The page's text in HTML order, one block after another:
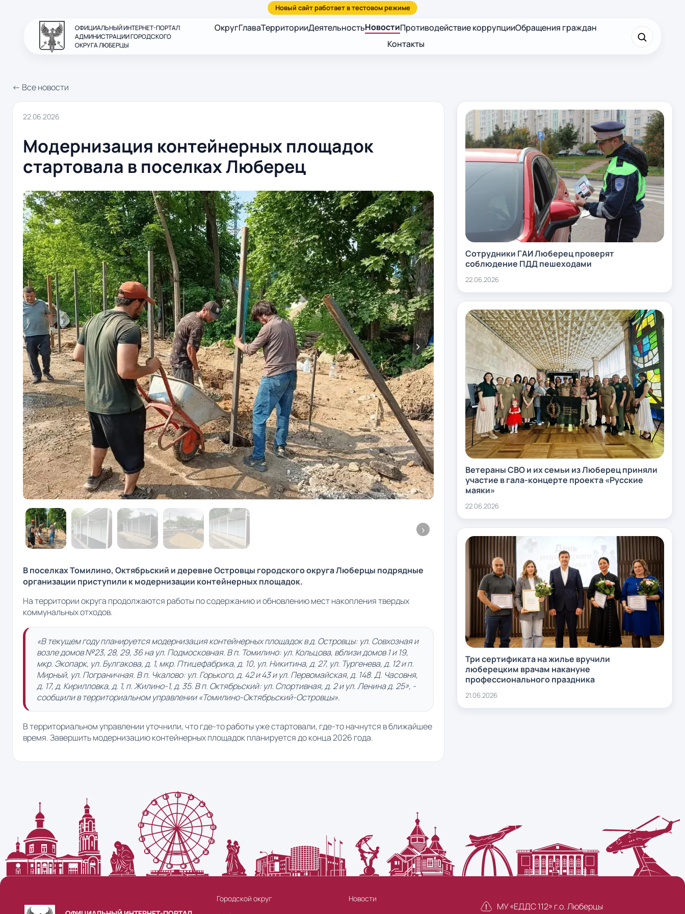
ОФИЦИАЛЬНЫЙ ИНТЕРНЕТ-ПОРТАЛ
АДМИНИСТРАЦИИ ГОРОДСКОГО
ОКРУГА ЛЮБЕРЦЫ
ОкругГлаваТерриторииДеятельностьНовостиПротиводействие коррупцииОбращения граждан
Контакты
← Все новости
22.06.2026
Модернизация контейнерных площадок
стартовала в поселках Люберец
В поселках Томилино, Октябрьский и деревне Островцы городского округа Люберцы подрядные
организации приступили к модернизации контейнерных площадок.
На территории округа продолжаются работы по содержанию и обновлению мест накопления твердых
коммунальных отходов.
«В текущем году планируется модернизация контейнерных площадок в д. Островцы: ул. Совхозная и
возле домов №23, 28, 29, 36 на ул. Подмосковная. В п. Томилино: ул. Кольцова, вблизи домов 1 и 19,
мкр. Экопарк, ул. Булгакова, д. 1, мкр. Птицефабрика, д. 10, ул. Никитина, д. 27, ул. Тургенева, д. 12 и п.
Мирный, ул. Пограничная. В п. Чкалово: ул. Горького, д. 42 и 43 и ул. Первомайская, д. 148. Д. Часовня,
д. 17, д. Кирилловка, д. 1, п. Жилино-1, д. 35. В п. Октябрьский: ул. Спортивная, д. 2 и ул. Ленина д. 25», -
сообщили в территориальном управлении «Томилино-Октябрьский-Островцы».
В территориальном управлении уточнили, что где-то работы уже стартовали, где-то начнутся в ближайшее
время. Завершить модернизацию контейнерных площадок планируется до конца 2026 года.
Сотрудники ГАИ Люберец проверят
соблюдение ПДД пешеходами
22.06.2026
Ветераны СВО и их семьи из Люберец приняли
участие в гала-концерте проекта «Русские
маяки»
22.06.2026
Три сертификата на жилье вручили
люберецким врачам накануне
профессионального праздника
21.06.2026
Городской округ
Новости
МУ «ЕДДС 112» г.о. Люберцы